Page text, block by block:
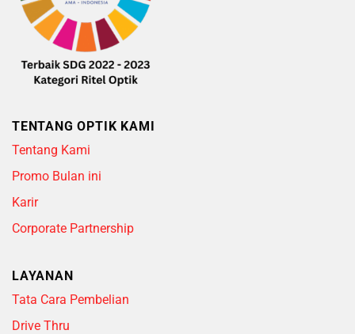
TENTANG OPTIK KAMI
Tentang Kami
Promo Bulan ini
Karir
Corporate Partnership
LAYANAN
Tata Cara Pembelian
Drive Thru